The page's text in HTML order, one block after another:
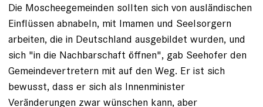
Die Moscheegemeinden sollten sich von ausländischen
Einflüssen abnabeln, mit Imamen und Seelsorgern
arbeiten, die in Deutschland ausgebildet wurden, und
sich "in die Nachbarschaft öffnen", gab Seehofer den
Gemeindevertretern mit auf den Weg. Er ist sich
bewusst, dass er sich als Innenminister
Veränderungen zwar wünschen kann, aber